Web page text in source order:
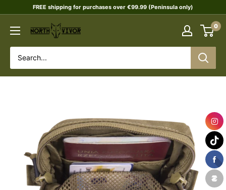
content
FREE shipping for purchases over €99.99 (Peninsula only)
NORTHVIVOR 0